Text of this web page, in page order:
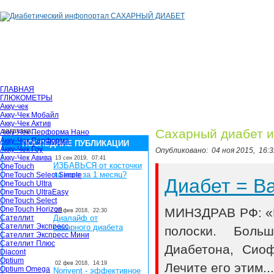
ГЛАВНАЯ
ГЛЮКОМЕТРЫ
Акку-чек
Акку-Чек Мобайл
Акку-Чек Актив
Акку-Чек Перформа Нано
Акку-Чек Перформа
Акку-Чек Гоу
Акку-Чек Авива
OneTouch
OneTouch Select Simple
OneTouch Ultra
OneTouch UltraEasy
OneTouch Select
OneTouch Horizon
Сателлит
Сателлит Экспресс
Сателлит Экспресс Мини
Сателлит Плюс
Diacont
Optium
Optium Omega
загрузка...
ПОСЛЕДНИЕ ПУБЛИКАЦИИ
13 сен 2019, 07:41
ИЗБАВЬСЯ от косточки
на ноге за 1 месяц?
28 фев 2018, 22:30
Диалайф от
сахарного диабета
02 фев 2018, 14:19
Norivent - эффективное
Сахарный диабет
Опубликовано: 04 ноя 2015,
Диабет =
МИНЗДРАВ РФ:
полоски.
Диабетона,
Лечите его